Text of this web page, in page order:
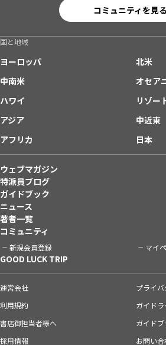
コミュニティを見る
国と地域
ヨーロッパ
北米
中南米
オセア
ハワイ
リゾー
アジア
中近東
アフリカ
日本
ウェブマガジン
特派員ブログ
ガイドブック
ニュース
著者一覧
コミュニティ
新規会員登録 マイ
GOOD LUCK TRIP
運営会社
プライ
利用規約
ガイドラ
書店御担当者様へ
ガイド
採用情報
お問い